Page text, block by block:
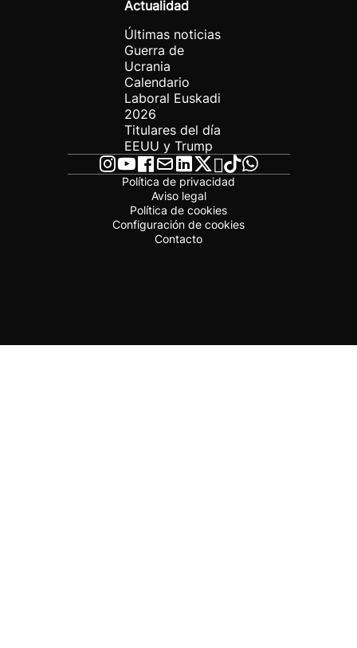
Actualidad
Últimas noticias
Guerra de
Ucrania
Calendario
Laboral Euskadi
2026
Titulares del día
EEUU y Trump
Política de privacidad
Aviso legal
Política de cookies
Configuración de cookies
Contacto